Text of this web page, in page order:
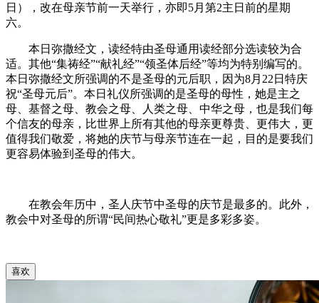
日），改在母亲节前一天举行，亦即5月第2主日前的星期
六。
本日弥撒经文，读经特由圣母通用读经部分选读较为合
适。其他“集祷经”“献礼经”“领圣体后经”等均为特别编写的。
本日弥撒经文所强调的不是圣母的元后职，因为8月22日特庆
祝“圣母元后”。本日礼仪所强调的是圣母的母性，她是主之
母、基督之母、教会之母、人类之母、中华之母，也是我们每
个信友的母亲，比世界上所有其他的母亲更尊贵、更伟大，更
值得我们敬爱，将她的庆节与母亲节连在一起，目的是要我们
更容易体验到圣母的伟大。
在教会年历中，圣人庆节中圣母的庆节是最多的。此外，
教会中对圣母的所谓“民间热心敬礼”更是多彩多姿。
喜欢